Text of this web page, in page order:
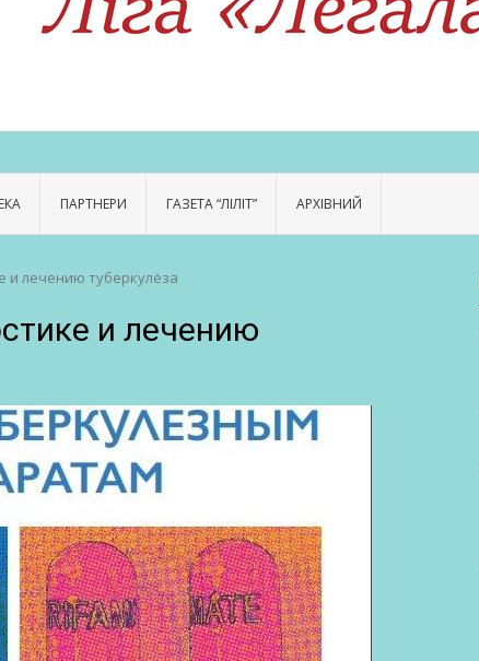
ПАРТНЕРИ ГАЗЕТА “ЛІЛІТ” АРХІВНИЙ
и лечению туберкулёза
и лечению